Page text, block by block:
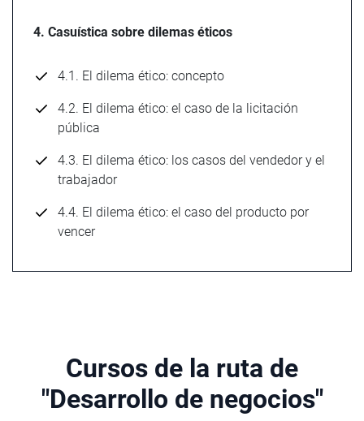
4. Casuística sobre dilemas éticos
4.1. El dilema ético: concepto
4.2. El dilema ético: el caso de la licitación
pública
4.3. El dilema ético: los casos del vendedor y el
trabajador
4.4. El dilema ético: el caso del producto por
vencer
Cursos de la ruta de
"Desarrollo de negocios"